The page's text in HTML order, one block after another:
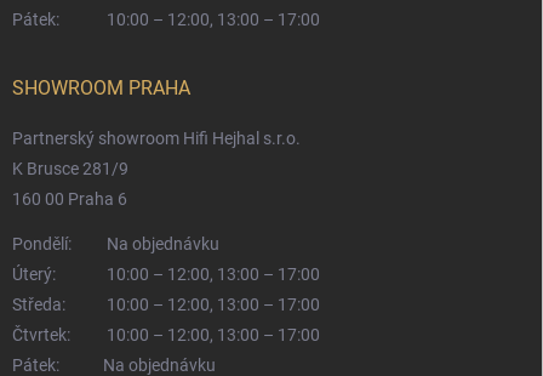
Pátek:
10:00 – 12:00, 13:00 – 17:00
SHOWROOM PRAHA
Partnerský showroom Hifi Hejhal s.r.o.
K Brusce 281/9
160 00 Praha 6
Pondělí:
Na objednávku
Úterý:
10:00 – 12:00, 13:00 – 17:00
Středa:
10:00 – 12:00, 13:00 – 17:00
Čtvrtek:
10:00 – 12:00, 13:00 – 17:00
Pátek:
Na objednávku